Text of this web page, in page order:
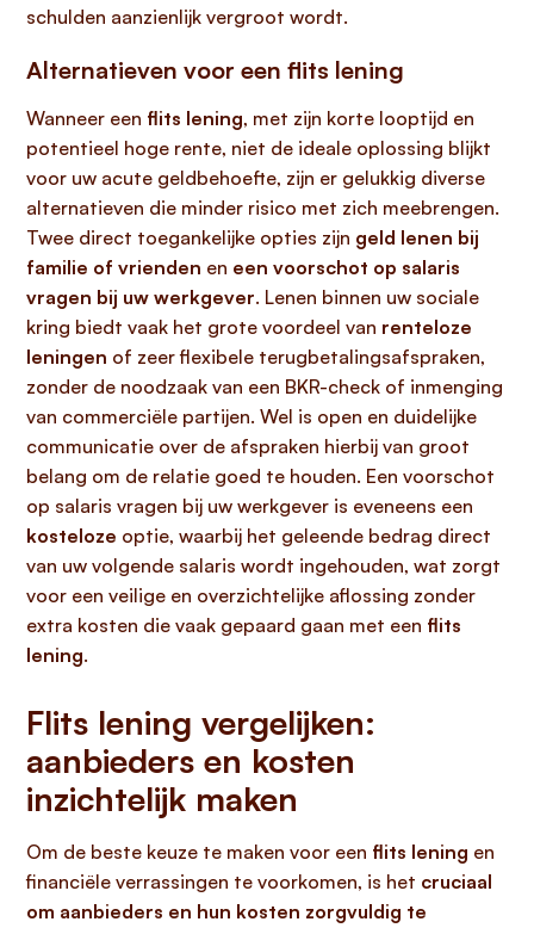
schulden aanzienlijk vergroot wordt.
Alternatieven voor een flits lening
Wanneer een flits lening, met zijn korte looptijd en
potentieel hoge rente, niet de ideale oplossing blijkt
voor uw acute geldbehoefte, zijn er gelukkig diverse
alternatieven die minder risico met zich meebrengen.
Twee direct toegankelijke opties zijn geld lenen bij
familie of vrienden en een voorschot op salaris
vragen bij uw werkgever. Lenen binnen uw sociale
kring biedt vaak het grote voordeel van renteloze
leningen of zeer flexibele terugbetalingsafspraken,
zonder de noodzaak van een BKR-check of inmenging
van commerciële partijen. Wel is open en duidelijke
communicatie over de afspraken hierbij van groot
belang om de relatie goed te houden. Een voorschot
op salaris vragen bij uw werkgever is eveneens een
kosteloze optie, waarbij het geleende bedrag direct
van uw volgende salaris wordt ingehouden, wat zorgt
voor een veilige en overzichtelijke aflossing zonder
extra kosten die vaak gepaard gaan met een flits
lening.
Flits lening vergelijken:
aanbieders en kosten
inzichtelijk maken
Om de beste keuze te maken voor een flits lening en
financiële verrassingen te voorkomen, is het cruciaal
om aanbieders en hun kosten zorgvuldig te